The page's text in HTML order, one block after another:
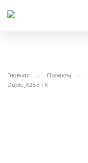
Главная Проекты
Duple_X283 TK